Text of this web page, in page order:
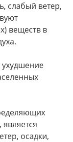
слабый ветер,
веществ в
осадки,